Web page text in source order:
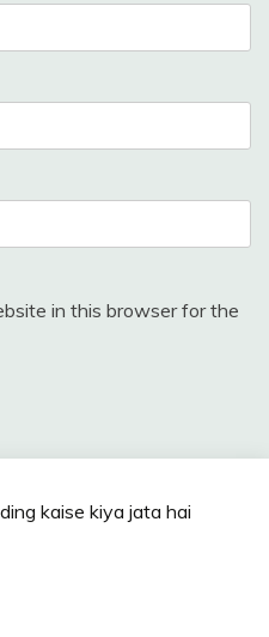
in this browser for the
kaise kiya jata hai